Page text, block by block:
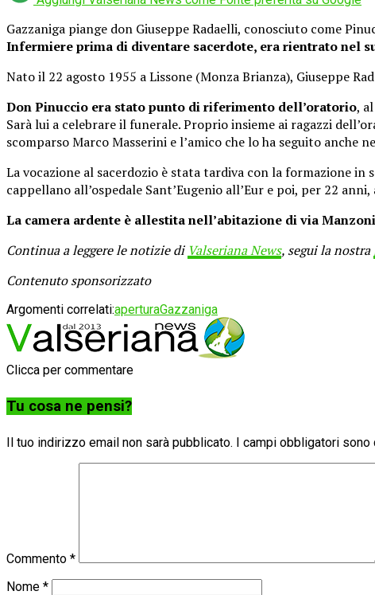
Gazzaniga piange don Giuseppe Radaelli, conosciuto come
Infermiere prima di diventare sacerdote, era rientrato nel
Nato il 22 agosto 1955 a Lissone (Monza Brianza), Giuseppe
Don Pinuccio era stato punto di riferimento dell’oratorio,
Sarà lui a celebrare il funerale. Proprio insieme ai ragazzi
scomparso Marco Masserini e l’amico che lo ha seguito
La vocazione al sacerdozio è stata tardiva con la formazione in
cappellano all’ospedale Sant’Eugenio all’Eur e poi, per 22
La camera ardente è allestita nell’abitazione di via
Continua a leggere le notizie di Valseriana News, segui la nostra
Contenuto sponsorizzato
Argomenti correlati:aperturaGazzaniga
Clicca per commentare
Tu cosa ne pensi?
Il tuo indirizzo email non sarà pubblicato. I campi obbligatori sono
Commento *
Nome *